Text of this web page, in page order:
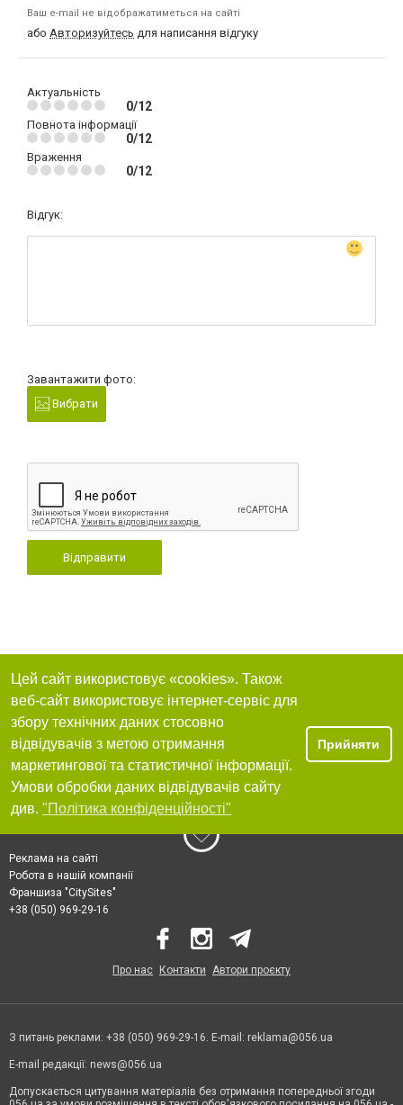
Ваш e-mail не відображатиметься на сайті
або Авторизуйтесь для написання відгуку
Актуальність
0/12
Повнота інформації
0/12
Враження
0/12
Відгук:
Завантажити фото:
Вибрати
Відправити
Цей сайт використовує «cookies». Також
веб-сайт використовує інтернет-сервіс для
збору технічних даних стосовно
відвідувачів з метою отримання
маркетингової та статистичної інформації.
Умови обробки даних відвідувачів сайту
див. "Політика конфіденційності"
Прийняти
Реклама на сайті
Робота в нашій компанії
Франшиза "CitySites"
+38 (050) 969-29-16
Про нас Контакти Автори проєкту
З питань реклами: +38 (050) 969-29-16. E-mail: reklama@056.ua
E-mail редакції: news@056.ua
Допускається цитування матеріалів без отримання попередньої згоди